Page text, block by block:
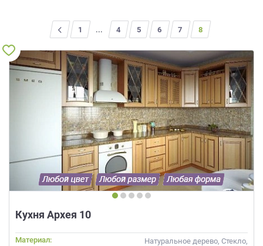
1 ... 4 5 6 7 8
Кухня Архея 10
Материал:
Натуральное дерево, Стекло,
программами
порядке
условиях